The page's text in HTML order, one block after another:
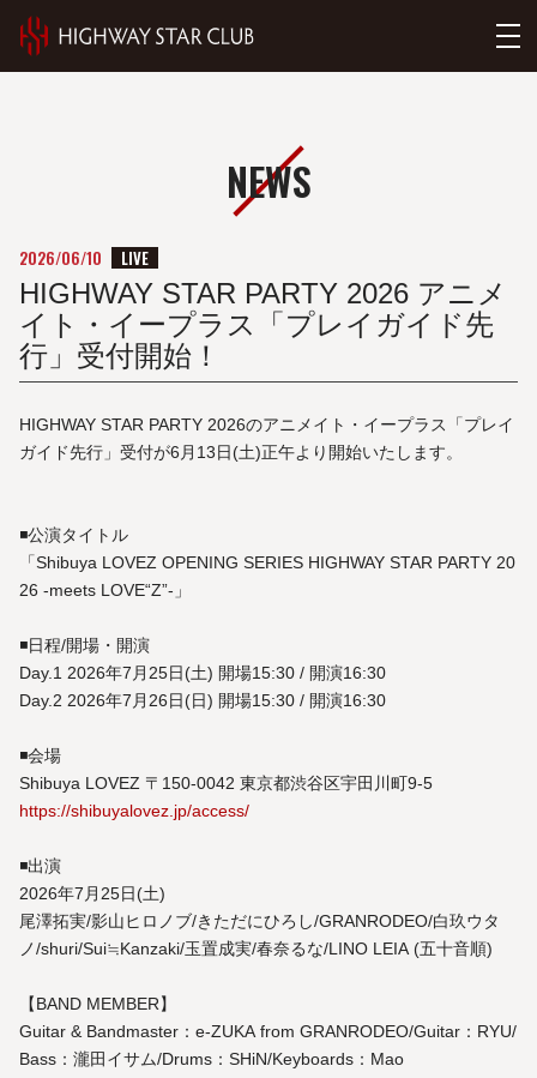
NEWS
2026/06/10 LIVE
HIGHWAY STAR PARTY 2026 アニメ
イト・イープラス「プレイガイド先
行」受付開始！
HIGHWAY STAR PARTY 2026のアニメイト・イープラス「プレイ
ガイド先行」受付が6月13日(土)正午より開始いたします。
◾️公演タイトル
「Shibuya LOVEZ OPENING SERIES HIGHWAY STAR PARTY 20
26 -meets LOVE“Z”-」
◾️日程/開場・開演
Day.1 2026年7月25日(土) 開場15:30 / 開演16:30
Day.2 2026年7月26日(日) 開場15:30 / 開演16:30
◾️会場
Shibuya LOVEZ 〒150-0042 東京都渋谷区宇田川町9-5
https://shibuyalovez.jp/access/
◾️出演
2026年7月25日(土)
尾澤拓実/影山ヒロノブ/きただにひろし/GRANRODEO/白玖ウタ
ノ/shuri/Sui≒Kanzaki/玉置成実/春奈るな/LINO LEIA (五十音順)
【BAND MEMBER】
Guitar & Bandmaster：e-ZUKA from GRANRODEO/Guitar：RYU/
Bass：瀧田イサム/Drums：SHiN/Keyboards：Mao